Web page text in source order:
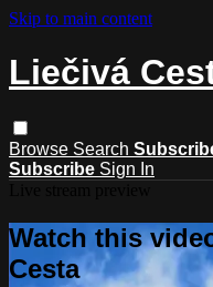
Skip to main content
Liečivá
Browse Search
Subscribe Sign In
Watch this
Cesta